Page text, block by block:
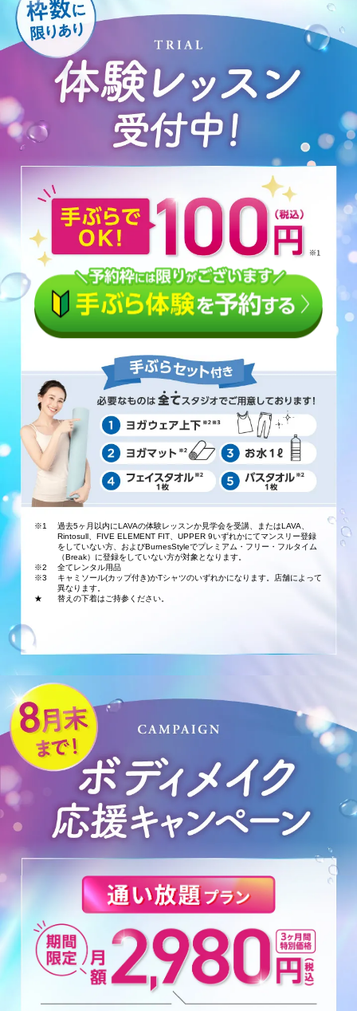
※1
過去5ヶ月以内にLAVAの体験レッスンか見学会を受講、またはLAVA、
Rintosull、FIVE ELEMENT FIT、UPPER 9いずれかにてマンスリー登録
をしていない方、およびBurnesStyleでプレミアム・フリー・フルタイム
（Break）に登録をしていない方が対象となります。
※2
全てレンタル用品
※3
キャミソール(カップ付き)かTシャツのいずれかになります。店舗によって
異なります。
★
替えの下着はご持参ください。